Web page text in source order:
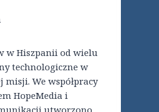
w Hiszpanii od wielu
technologiczne w
We współpracy
HopeMedia i